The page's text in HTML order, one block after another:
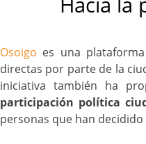
Osoigo es una
directas por parte de la
iniciativa también ha
participación política
personas que han